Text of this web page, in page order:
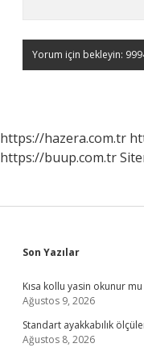
https://hazera.com.tr
https://buup.com.tr
Sidebar
Son Yazılar
Kısa kollu yasin okunur mu
Ağustos 9, 2026
Standart ayakkabılık
Ağustos 8, 2026